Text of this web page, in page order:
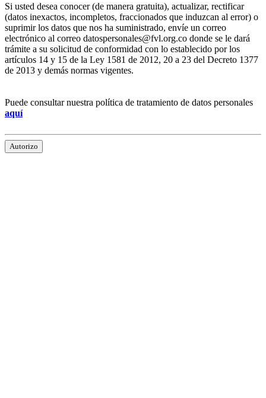
Si usted desea conocer (de manera gratuita), actualizar, rectificar
(datos inexactos, incompletos, fraccionados que induzcan al error) o
suprimir los datos que nos ha suministrado, envíe un correo
electrónico al correo datospersonales@fvl.org.co donde se le dará
trámite a su solicitud de conformidad con lo establecido por los
artículos 14 y 15 de la Ley 1581 de 2012, 20 a 23 del Decreto 1377
de 2013 y demás normas vigentes.
Puede consultar nuestra política de tratamiento de datos personales
aquí
Autorizo